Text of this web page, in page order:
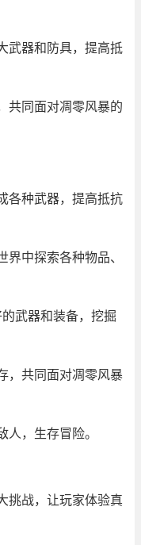
武器和防具，提高抵
共同面对凋零风暴的
各种武器，提高抵抗
中探索各种物品、
武器和装备，挖掘
，共同面对凋零风暴
，生存冒险。
挑战，让玩家体验真